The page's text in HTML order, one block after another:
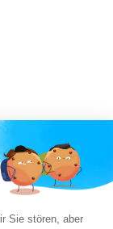
Sie stören, aber